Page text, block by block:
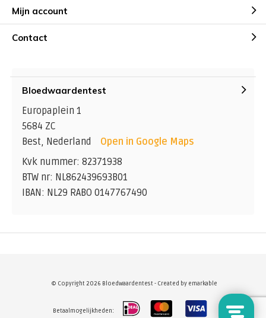
Mijn account
Contact
Bloedwaardentest
Europaplein 1
5684 ZC
Best, Nederland
Open in Google Maps
Kvk nummer: 82371938
BTW nr: NL862439693B01
IBAN: NL29 RABO 0147767490
© Copyright 2026 Bloedwaardentest - Created by emarkable
Betaalmogelijkheden: